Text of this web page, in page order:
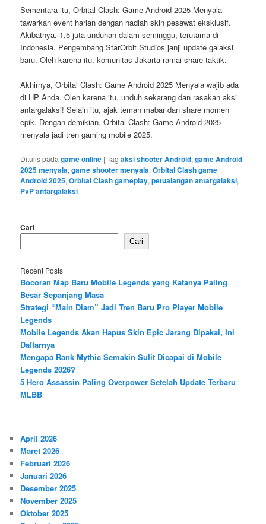
Sementara itu, Orbital Clash: Game Android 2025 Menyala
tawarkan event harian dengan hadiah skin pesawat eksklusif.
Akibatnya, 1,5 juta unduhan dalam seminggu, terutama di
Indonesia. Pengembang StarOrbit Studios janji update galaksi
baru. Oleh karena itu, komunitas Jakarta ramai share taktik.
Akhirnya, Orbital Clash: Game Android 2025 Menyala wajib ada
di HP Anda. Oleh karena itu, unduh sekarang dan rasakan aksi
antargalaksi! Selain itu, ajak teman mabar dan share momen
epik. Dengan demikian, Orbital Clash: Game Android 2025
menyala jadi tren gaming mobile 2025.
Ditulis pada game online |Tag aksi shooter Android,game Android
2025 menyala,game shooter menyala,Orbital Clash game
Android 2025,Orbital Clash gameplay,petualangan antargalaksi,
PvP antargalaksi
Cari
Cari
Recent Posts
Bocoran Map Baru Mobile Legends yang Katanya Paling
Besar Sepanjang Masa
Strategi “Main Diam” Jadi Tren Baru Pro Player Mobile
Legends
Mobile Legends Akan Hapus Skin Epic Jarang Dipakai, Ini
Daftarnya
Mengapa Rank Mythic Semakin Sulit Dicapai di Mobile
Legends 2026?
5 Hero Assassin Paling Overpower Setelah Update Terbaru
MLBB
April 2026
Maret 2026
Februari 2026
Januari 2026
Desember 2025
November 2025
Oktober 2025